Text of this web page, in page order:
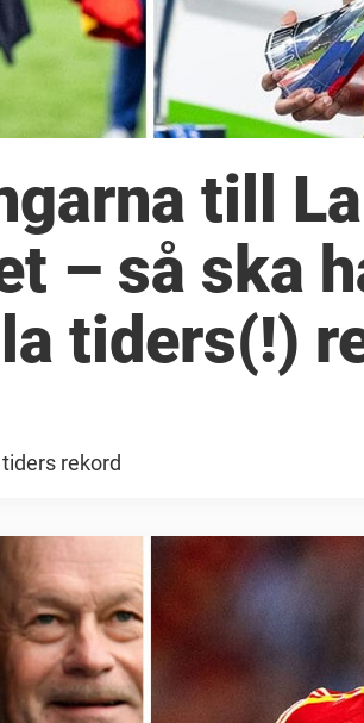
till
– så ska
tiders(!)
rekord